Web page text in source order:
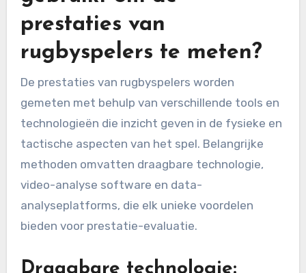
Welke tools en
technologieën worden
gebruikt om de
prestaties van
rugbyspelers te meten?
De prestaties van rugbyspelers worden
gemeten met behulp van verschillende tools en
tactische aspecten van het spel. Belangrijke